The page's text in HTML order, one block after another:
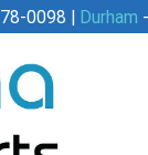
0098 | Durham